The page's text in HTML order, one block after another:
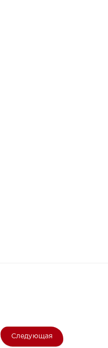
Следующая